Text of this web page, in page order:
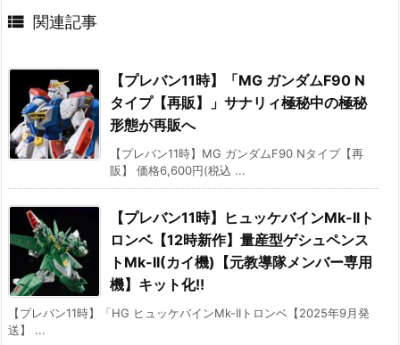
 関連記事
【プレバン11時】「MG ガンダムF90 N
タイプ【再販】」サナリィ極秘中の極秘
形態が再販へ
【プレバン11時】MG ガンダムF90 Nタイプ【再
販】 価格6,600円(税込 ...
【プレバン11時】ヒュッケバインMk-IIト
ロンベ【12時新作】量産型ゲシュペンス
トMk-II(カイ機)【元教導隊メンバー専用
機】キット化!!
【プレバン11時】「HG ヒュッケバインMk-IIトロンベ【2025年9月発
送】 ...